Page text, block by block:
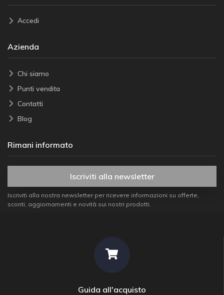
Accedi
Azienda
Chi siamo
Punti vendita
Contatti
Blog
Rimani informato
Iscriviti alla newsletter
Iscriviti alla nostra newsletter per ricevere informazioni su offerte,
sconti, aggiornamenti e novità sui nostri prodotti.
Guida all'acquisto